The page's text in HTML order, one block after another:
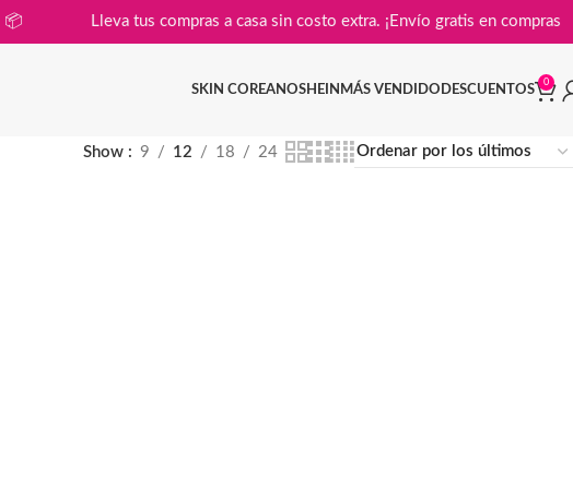
Lleva tus compras a casa sin costo extra. ¡Envío gratis en
SKIN COREANOSHEIN MÁS VENDIDO DESCUENTOS
0
Show 9 12 18 24